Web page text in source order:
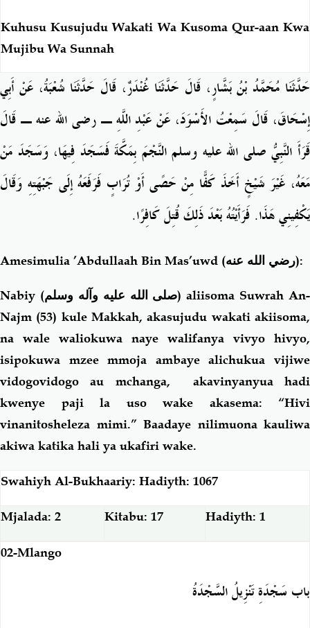
Kuhusu Kusujudu Wakati Wa Kusoma Qur-aan Kwa
Mujibu Wa Sunnah
حَدَّثَنَا مُحَمَّدُ بْنُ بَشَّارٍ، قَالَ حَدَّثَنَا غُنْدَرٌ، قَالَ حَدَّثَنَا شُعْبَةُ، عَنْ أَبِي
إِسْحَاقَ، قَالَ سَمِعْتُ الأَسْوَدَ، عَنْ عَبْدِ اللَّهِ ـ رضى الله عنه ـ قَالَ
قَرَأَ النَّبِيُّ صلى الله عليه وسلم النَّجْمَ بِمَكَّةَ فَسَجَدَ فِيهَا، وَسَجَدَ مَنْ
مَعَهُ، غَيْرَ شَيْخٍ أَخَذَ كَفًّا مِنْ حَصًى أَوْ تُرَابٍ فَرَفَعَهُ إِلَى جَبْهَتِهِ وَقَالَ
يَكْفِينِي هَذَا‏.‏ فَرَأَيْتُهُ بَعْدَ ذَلِكَ قُتِلَ كَافِرًا‏.‏
Amesimulia ’Abdullaah Bin Mas’uwd (رضي الله عنه):
Nabiy (صلى الله عليه وآله وسلم) aliisoma Suwrah An-
Najm (53) kule Makkah, akasujudu wakati akiisoma,
na wale waliokuwa naye walifanya vivyo hivyo,
isipokuwa mzee mmoja ambaye alichukua vijiwe
vidogovidogo au mchanga, akavinyanyua hadi
kwenye paji la uso wake akasema: “Hivi
vinanitosheleza mimi.” Baadaye nilimuona kauliwa
akiwa katika hali ya ukafiri wake.
Swahiyh Al-Bukhaariy: Hadiyth: 1067
Mjalada: 2 Kitabu: 17 Hadiyth: 1
02-Mlango
باب سَجْدَةِ تَنْزِيلُ السَّجْدَةُ